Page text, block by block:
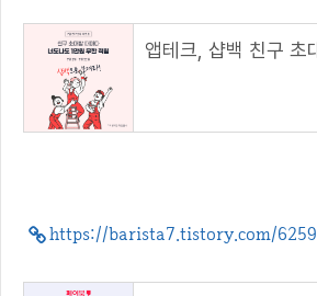
https://barista7.tistory.com/6259